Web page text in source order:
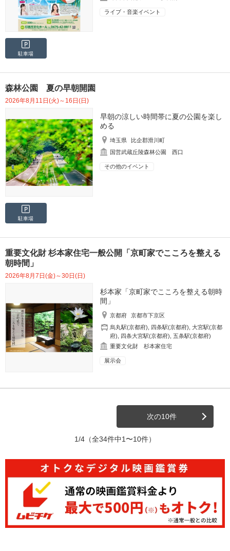
ライブ・音楽イベント
駐車場
森林公園 夏の早朝開園
2026年8月11日(火)～16日(日)
早朝の涼しい時間帯に夏の公園を楽し
める
埼玉県
比企郡滑川町
国営武蔵丘陵森林公園 西口
その他のイベント
駐車場
重要文化財 杉本家住宅一般公開「京町家でこころを整える
朝時間」
2026年8月7日(金)～30日(日)
杉本家「京町家でこころを整える朝時
間」
京都府
京都市下京区
烏丸駅(京都府)
四条駅(京都府) ,大宮駅(京都
府)
四条大宮駅(京都府) ,五条駅(京都府)
重要文化財 杉本家住宅
展示会
次の10件
1/4 （全34件中1〜10件）